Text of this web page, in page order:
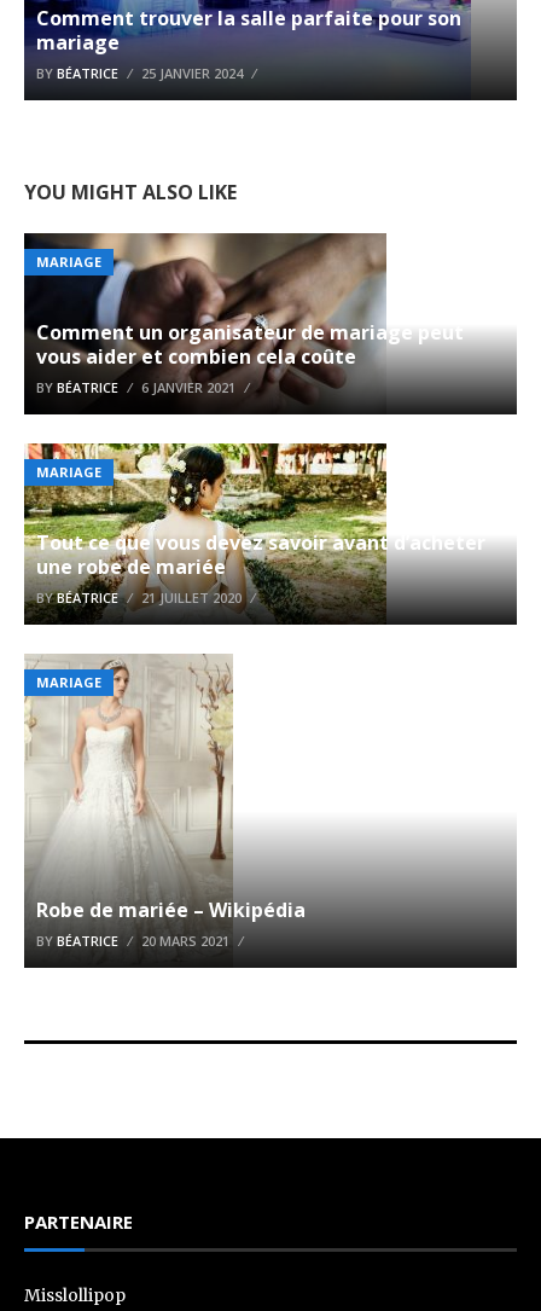
Comment trouver la salle parfaite pour son
mariage
BY BÉATRICE 25 JANVIER 2024
YOU MIGHT ALSO LIKE
MARIAGE
Comment un organisateur de mariage peut
vous aider et combien cela coûte
BY BÉATRICE 6 JANVIER 2021
MARIAGE
Tout ce que vous devez savoir avant d’acheter
une robe de mariée
BYBÉATRICE 21 JUILLET 2020
MARIAGE
Robe de mariée – Wikipédia
BY BÉATRICE 20 MARS 2021
PARTENAIRE
Misslollipop